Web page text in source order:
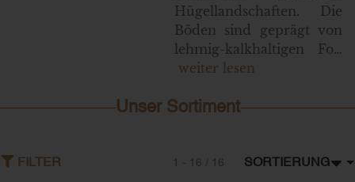
Hügellandschaften. Die
Böden sind geprägt von
lehmig-kalkhaltigen Fo…
weiter lesen
Unser Sortiment
FILTER 1 - 16 / 16 SORTIERUNG